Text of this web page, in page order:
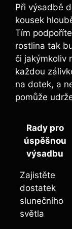
Při výsadbě
kousek
⁢Tím
rostlina tak
či jakýmkoliv
každou
na⁢ dotek, a
pomůže
Rady pro
úspěšnou
výsadbu
Zajistěte
dostatek
slunečního
světla